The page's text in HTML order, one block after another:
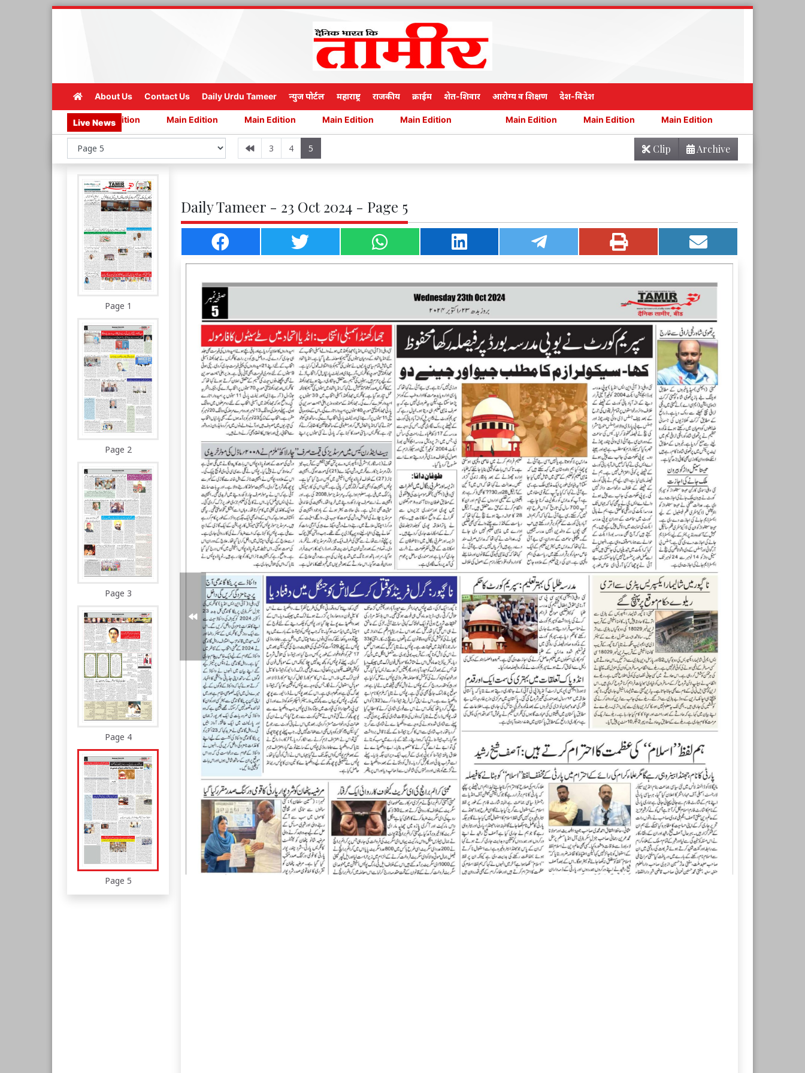
About Us Contact Us Daily Urdu Tameer न्युज पोर्टल महाराष्ट्र राजकीय क्राईम शेत-शिवार आरोग्य व शिक्षण देश-विदेश
Live News
Main Edition Main Edition Main Edition Main Edition Main Edition Main Edition Main Edition Main Edition Main Edition
3 4 5 Archive
Clip
Page 1
Page 2
Page 3
Page 4
Page 5
Daily Tameer - 23 Oct 2024 - Page 5